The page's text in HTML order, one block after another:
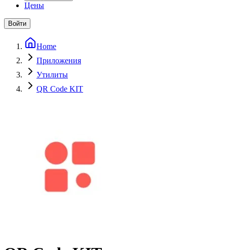
Цены
Войти
Home
Приложения
Утилиты
QR Code KIT